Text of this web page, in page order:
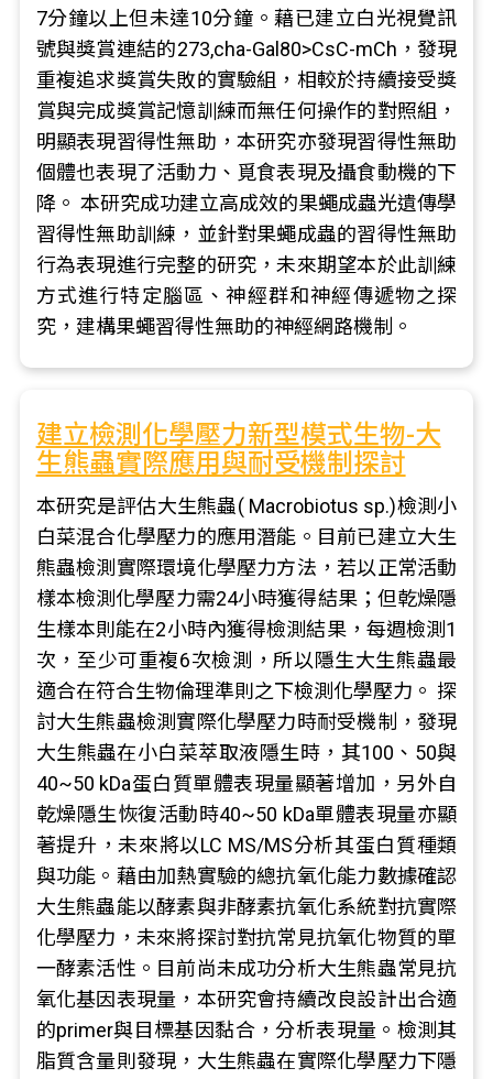
7分鐘以上但未達10分鐘。藉已建立白光視覺訊
號與獎賞連結的273,cha-Gal80>CsC-mCh，發現
重複追求獎賞失敗的實驗組，相較於持續接受獎
賞與完成獎賞記憶訓練而無任何操作的對照組，
明顯表現習得性無助，本研究亦發現習得性無助
個體也表現了活動力、覓食表現及攝食動機的下
降。 本研究成功建立高成效的果蠅成蟲光遺傳學
習得性無助訓練，並針對果蠅成蟲的習得性無助
行為表現進行完整的研究，未來期望本於此訓練
方式進行特定腦區、神經群和神經傳遞物之探
究，建構果蠅習得性無助的神經網路機制。
建立檢測化學壓力新型模式生物-大
生熊蟲實際應用與耐受機制探討
本研究是評估大生熊蟲( Macrobiotus sp.)檢測小
白菜混合化學壓力的應用潛能。目前已建立大生
熊蟲檢測實際環境化學壓力方法，若以正常活動
樣本檢測化學壓力需24小時獲得結果；但乾燥隱
生樣本則能在2小時內獲得檢測結果，每週檢測1
次，至少可重複6次檢測，所以隱生大生熊蟲最
適合在符合生物倫理準則之下檢測化學壓力。 探
討大生熊蟲檢測實際化學壓力時耐受機制，發現
大生熊蟲在小白菜萃取液隱生時，其100、50與
40~50 kDa蛋白質單體表現量顯著增加，另外自
乾燥隱生恢復活動時40~50 kDa單體表現量亦顯
著提升，未來將以LC MS/MS分析其蛋白質種類
與功能。藉由加熱實驗的總抗氧化能力數據確認
大生熊蟲能以酵素與非酵素抗氧化系統對抗實際
化學壓力，未來將探討對抗常見抗氧化物質的單
一酵素活性。目前尚未成功分析大生熊蟲常見抗
氧化基因表現量，本研究會持續改良設計出合適
的primer與目標基因黏合，分析表現量。檢測其
脂質含量則發現，大生熊蟲在實際化學壓力下隱